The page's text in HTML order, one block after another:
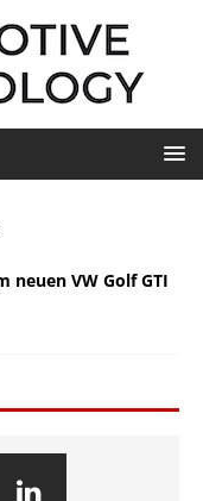
neuen VW Golf GTI